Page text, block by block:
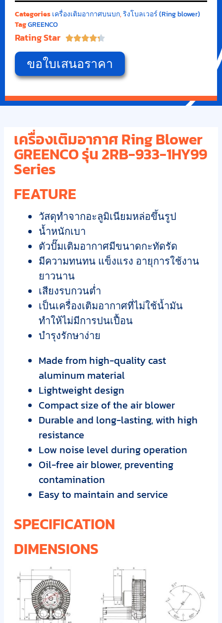
Categoriesเครื่องเติมอากาศบนบก,ริงโบลเวอร์ (Ring blower)
TagGREENCO
Rating Star 
ขอใบเสนอราคา
เครื่องเติมอากาศ Ring Blower
GREENCO รุ่น 2RB-933-1HY99
Series
FEATURE
วัสดุทำจากอะลูมิเนียมหล่อขึ้นรูป
น้ำหนักเบา
ตัวปั๊มเติมอากาศมีขนาดกะทัดรัด
มีความทนทน แข็งแรง อายุการใช้งาน
ยาวนาน
เสียงรบกวนต่ำ
เป็นเครื่องเติมอากาศที่ไม่ใช้น้ำมัน
ทำให้ไม่มีการปนเปื้อน
บำรุงรักษาง่าย
Made from high-quality cast
aluminum material
Lightweight design
Compact size of the air blower
Durable and long-lasting, with high
resistance
Low noise level during operation
Oil-free air blower, preventing
contamination
Easy to maintain and service
SPECIFICATION
DIMENSIONS